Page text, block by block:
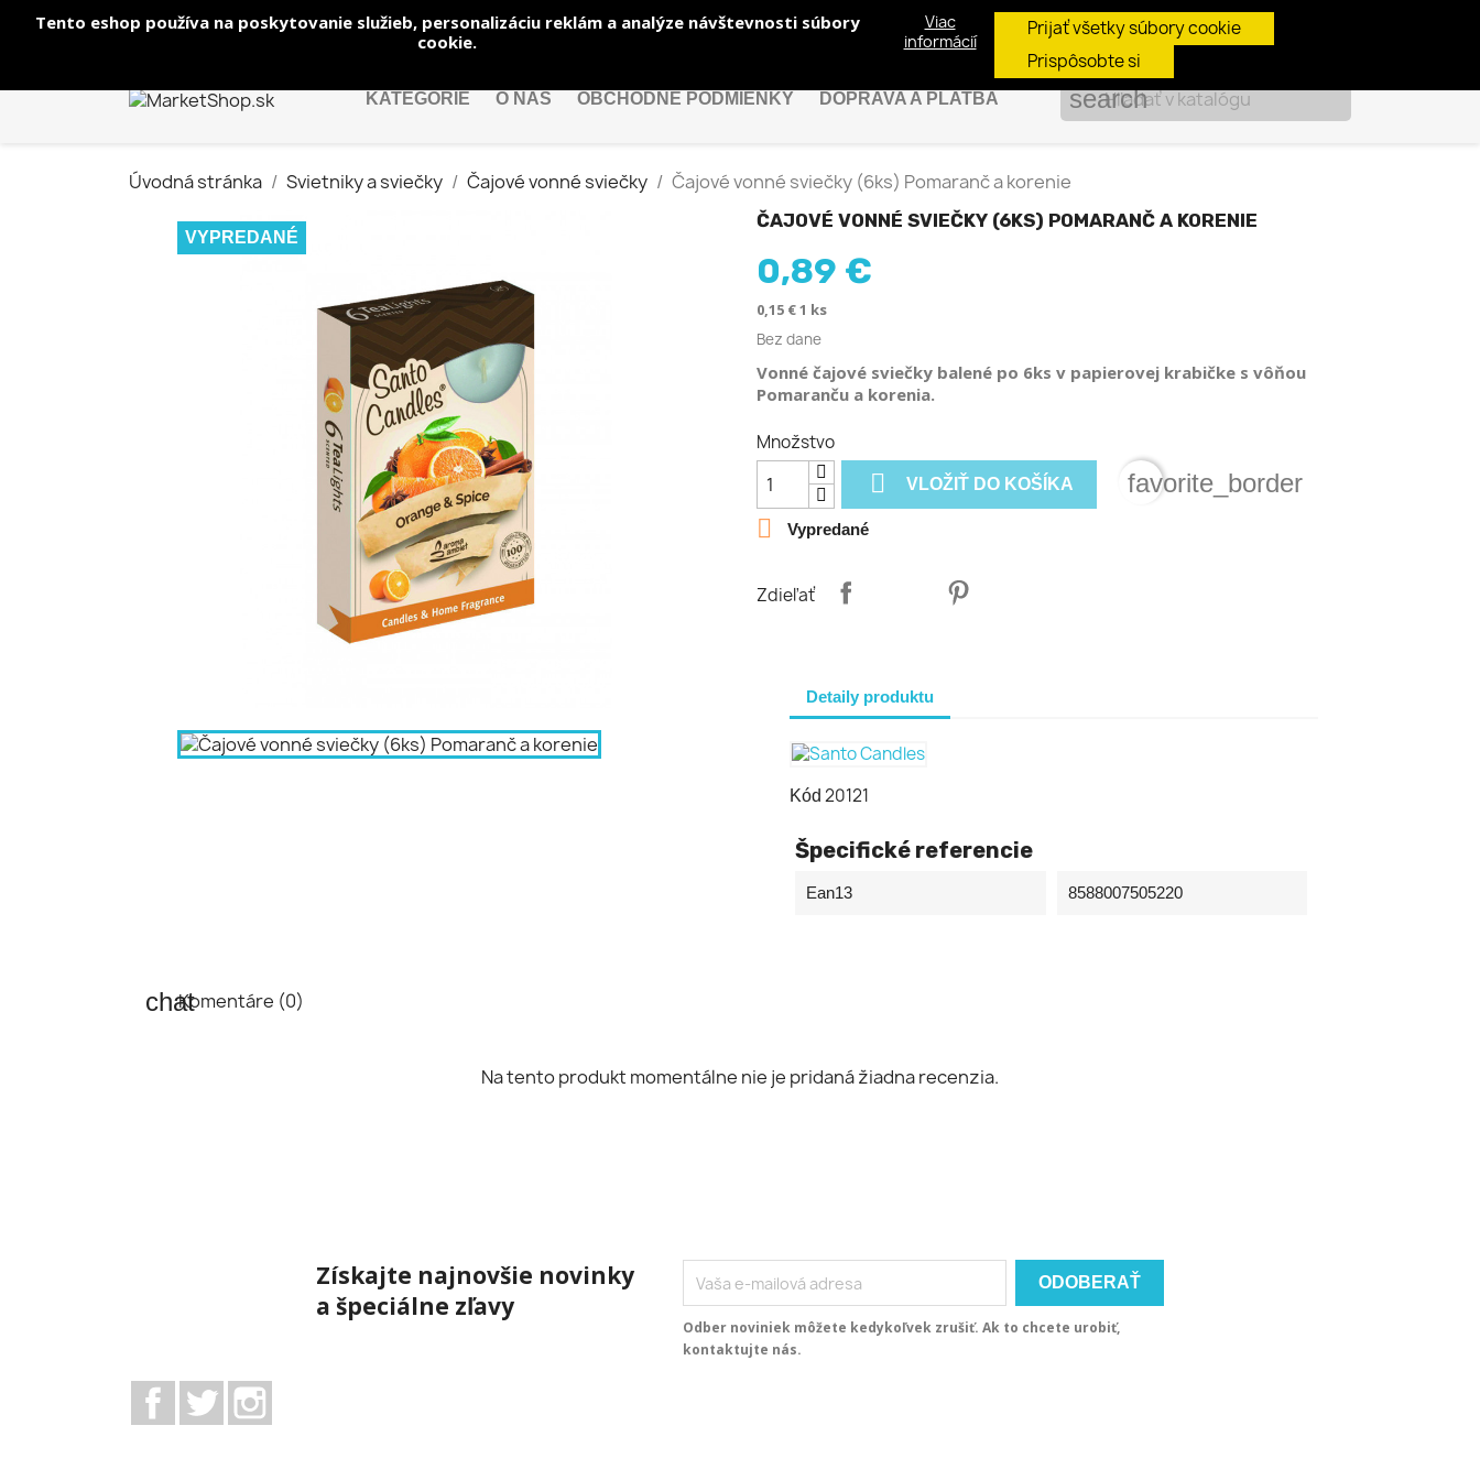
Tento eshop používa na poskytovanie služieb, personalizáciu reklám a analýze návštevnosti súbory
cookie.
Viac
informácií
Prijať všetky súbory cookie
Prispôsobte si
Zavolajte nám:+421 944 250 569 Prihlásiť sa shopping_cart
KATEGÓRIE O NÁS OBCHODNÉ PODMIENKY DOPRAVA A PLATBA search
Úvodná stránka Svietniky a sviečky Čajové vonné sviečky Čajové vonné sviečky (6ks) Pomaranč a korenie
VYPREDANÉ
ČAJOVÉ VONNÉ SVIEČKY (6KS) POMARANČ A KORENIE
0,89 €
0,15 € 1 ks
Bez dane
Vonné čajové sviečky balené po 6ks v papierovej krabičke s vôňou
Pomaranču a korenia.
Množstvo
 VLOŽIŤ DO KOŠÍKA
favorite_border

Vypredané
Zdieľať
Detaily produktu
Kód 20121
Špecifické referencie
Ean13 8588007505220
Komentáre (0)
Na tento produkt momentálne nie je pridaná žiadna recenzia.
Získajte najnovšie novinky
a špeciálne zľavy
Odber noviniek môžete kedykoľvek zrušiť. Ak to chcete urobiť,
kontaktujte nás.
Facebook
Twitter